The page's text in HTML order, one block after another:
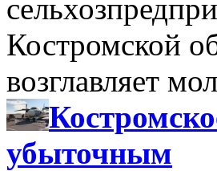
Костромской
возглавляет
убыточным